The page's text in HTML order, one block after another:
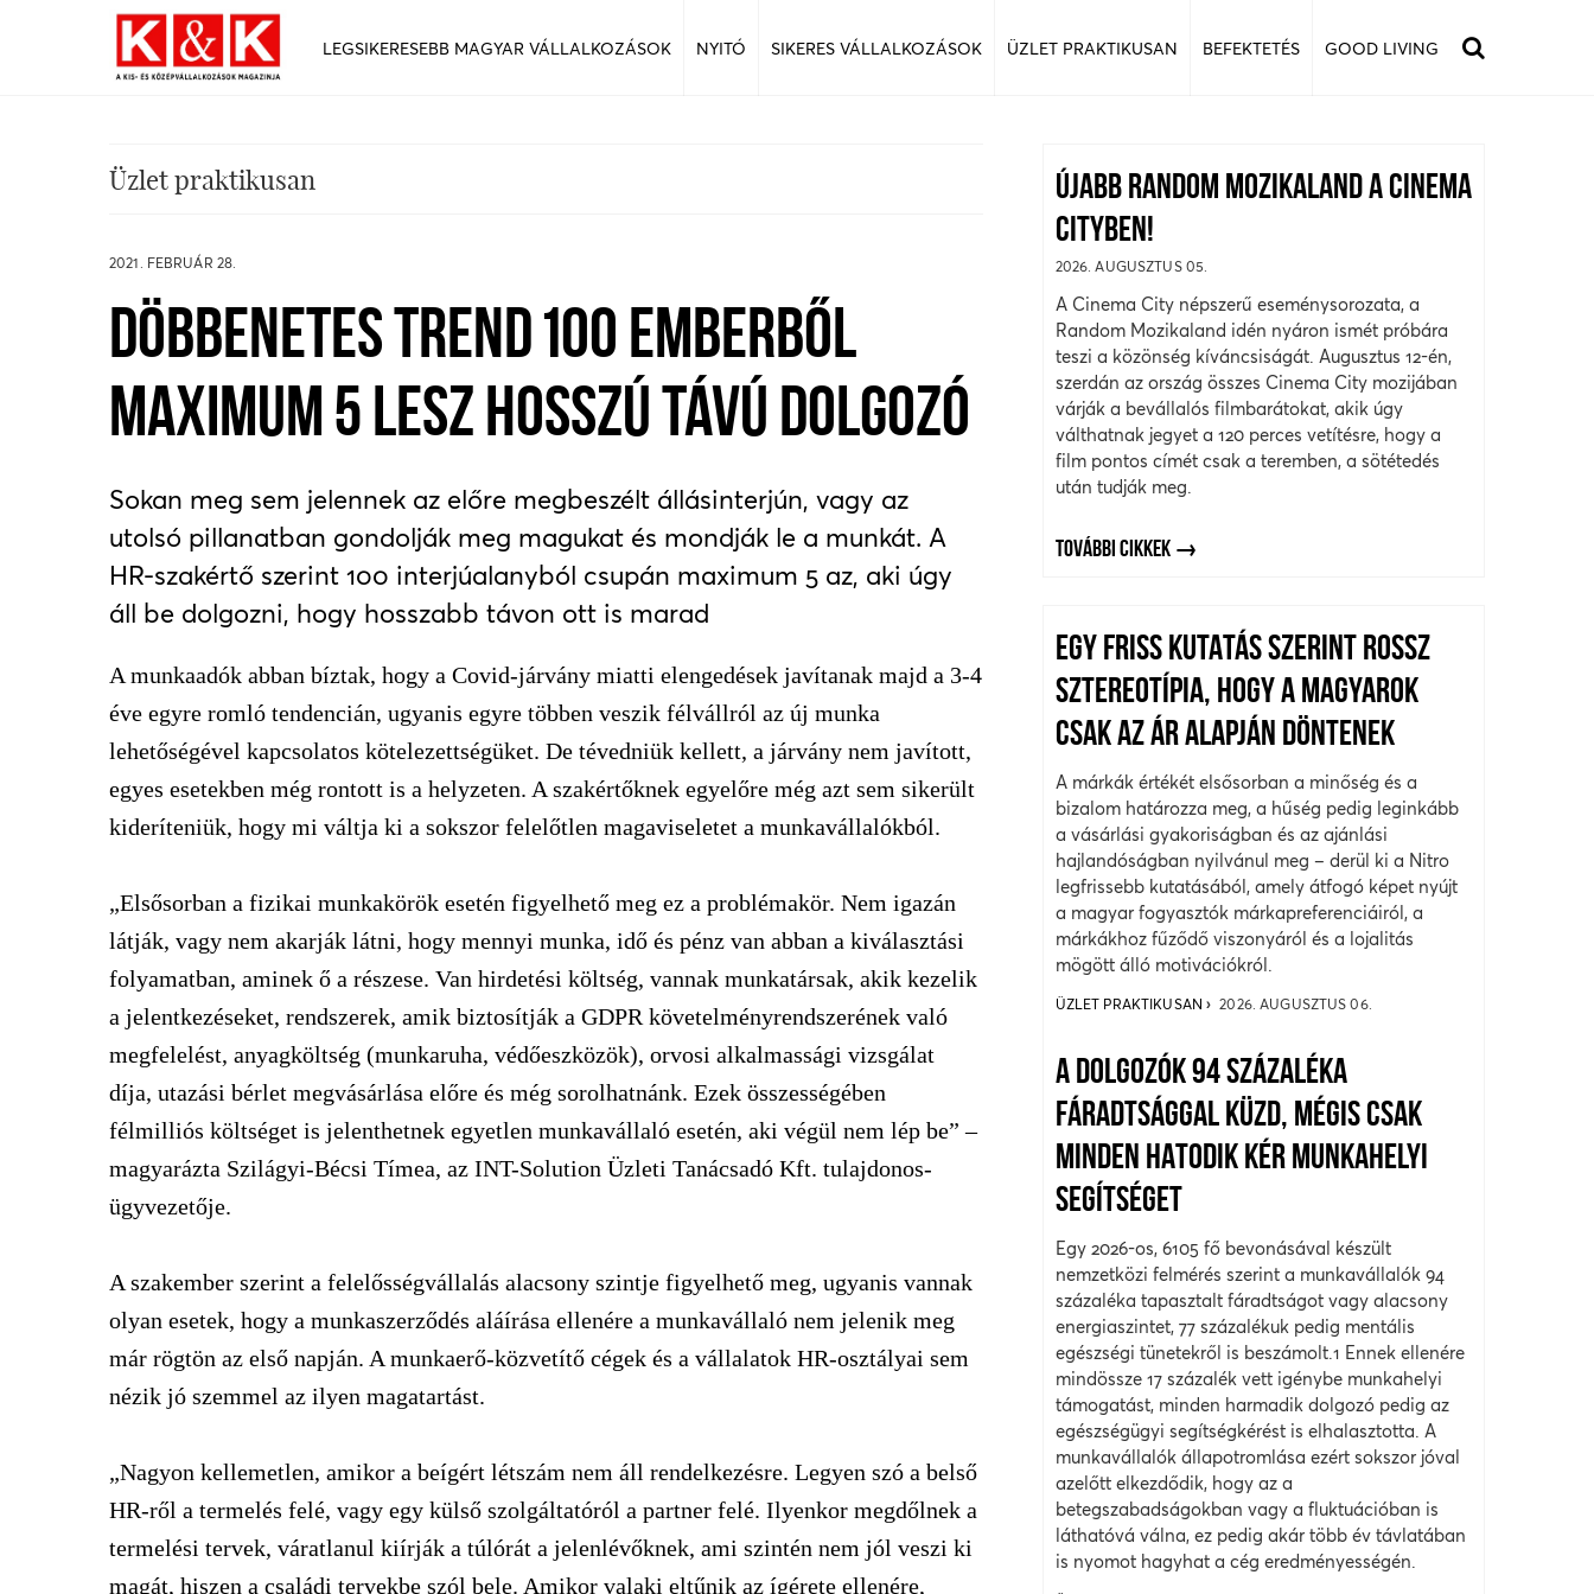
LEGSIKERESEBB MAGYAR VÁLLALKOZÁSOK NYITÓ SIKERES VÁLLALKOZÁSOK ÜZLET PRAKTIKUSAN BEFEKTETÉS GOOD LIVING
Üzlet praktikusan
2021. FEBRUÁR 28.
DÖBBENETES TREND 100 EMBERBŐL
MAXIMUM 5 LESZ HOSSZÚ TÁVÚ DOLGOZÓ
Sokan meg sem jelennek az előre megbeszélt állásinterjún, vagy az
utolsó pillanatban gondolják meg magukat és mondják le a munkát. A
HR-szakértő szerint 100 interjúalanyból csupán maximum 5 az, aki úgy
áll be dolgozni, hogy hosszabb távon ott is marad
A munkaadók abban bíztak, hogy a Covid-járvány miatti elengedések javítanak majd a 3-4
éve egyre romló tendencián, ugyanis egyre többen veszik félvállról az új munka
lehetőségével kapcsolatos kötelezettségüket. De tévedniük kellett, a járvány nem javított,
egyes esetekben még rontott is a helyzeten. A szakértőknek egyelőre még azt sem sikerült
kideríteniük, hogy mi váltja ki a sokszor felelőtlen magaviseletet a munkavállalókból.
„Elsősorban a fizikai munkakörök esetén figyelhető meg ez a problémakör. Nem igazán
látják, vagy nem akarják látni, hogy mennyi munka, idő és pénz van abban a kiválasztási
folyamatban, aminek ő a részese. Van hirdetési költség, vannak munkatársak, akik kezelik
a jelentkezéseket, rendszerek, amik biztosítják a GDPR követelményrendszerének való
megfelelést, anyagköltség (munkaruha, védőeszközök), orvosi alkalmassági vizsgálat
díja, utazási bérlet megvásárlása előre és még sorolhatnánk. Ezek összességében
félmilliós költséget is jelenthetnek egyetlen munkavállaló esetén, aki végül nem lép be” –
magyarázta Szilágyi-Bécsi Tímea, az INT-Solution Üzleti Tanácsadó Kft. tulajdonos-
ügyvezetője.
A szakember szerint a felelősségvállalás alacsony szintje figyelhető meg, ugyanis vannak
olyan esetek, hogy a munkaszerződés aláírása ellenére a munkavállaló nem jelenik meg
már rögtön az első napján. A munkaerő-közvetítő cégek és a vállalatok HR-osztályai sem
nézik jó szemmel az ilyen magatartást.
„Nagyon kellemetlen, amikor a beígért létszám nem áll rendelkezésre. Legyen szó a belső
HR-ről a termelés felé, vagy egy külső szolgáltatóról a partner felé. Ilyenkor megdőlnek a
termelési tervek, váratlanul kiírják a túlórát a jelenlévőknek, ami szintén nem jól veszi ki
magát, hiszen a családi tervekbe szól bele. Amikor valaki eltűnik az ígérete ellenére,
ÚJABB RANDOM MOZIKALAND A CINEMA
CITYBEN!
2026. AUGUSZTUS 05.
A Cinema City népszerű eseménysorozata, a
Random Mozikaland idén nyáron ismét próbára
teszi a közönség kíváncsiságát. Augusztus 12-én,
szerdán az ország összes Cinema City mozijában
várják a bevállalós filmbarátokat, akik úgy
válthatnak jegyet a 120 perces vetítésre, hogy a
film pontos címét csak a teremben, a sötétedés
után tudják meg.
TOVÁBBI CIKKEK
EGY FRISS KUTATÁS SZERINT ROSSZ
SZTEREOTÍPIA, HOGY A MAGYAROK
CSAK AZ ÁR ALAPJÁN DÖNTENEK
A márkák értékét elsősorban a minőség és a
bizalom határozza meg, a hűség pedig leginkább
a vásárlási gyakoriságban és az ajánlási
hajlandóságban nyilvánul meg – derül ki a Nitro
legfrissebb kutatásából, amely átfogó képet nyújt
a magyar fogyasztók márkapreferenciáiról, a
márkákhoz fűződő viszonyáról és a lojalitás
mögött álló motivációkról.
ÜZLET PRAKTIKUSAN 2026. AUGUSZTUS 06.
A DOLGOZÓK 94 SZÁZALÉKA
FÁRADTSÁGGAL KÜZD, MÉGIS CSAK
MINDEN HATODIK KÉR MUNKAHELYI
SEGÍTSÉGET
Egy 2026-os, 6105 fő bevonásával készült
nemzetközi felmérés szerint a munkavállalók 94
százaléka tapasztalt fáradtságot vagy alacsony
energiaszintet, 77 százalékuk pedig mentális
egészségi tünetekről is beszámolt.1 Ennek ellenére
mindössze 17 százalék vett igénybe munkahelyi
támogatást, minden harmadik dolgozó pedig az
egészségügyi segítségkérést is elhalasztotta. A
munkavállalók állapotromlása ezért sokszor jóval
azelőtt elkezdődik, hogy az a
betegszabadságokban vagy a fluktuációban is
láthatóvá válna, ez pedig akár több év távlatában
is nyomot hagyhat a cég eredményességén.